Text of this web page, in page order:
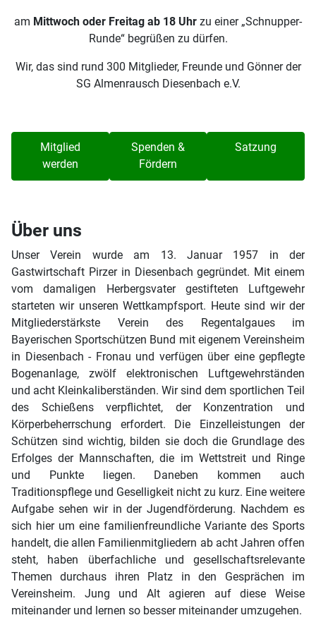
am Mittwoch oder Freitag ab 18 Uhr zu einer „Schnupper-
Runde“ begrüßen zu dürfen.
Wir, das sind rund 300 Mitglieder, Freunde und Gönner der
SG Almenrausch Diesenbach e.V.
Mitglied
werden
Spenden &
Fördern
Satzung
Über uns
Unser Verein wurde am 13. Januar 1957 in der
Gastwirtschaft Pirzer in Diesenbach gegründet. Mit einem
vom damaligen Herbergsvater gestifteten Luftgewehr
starteten wir unseren Wettkampfsport. Heute sind wir der
Mitgliederstärkste Verein des Regentalgaues im
Bayerischen Sportschützen Bund mit eigenem Vereinsheim
in Diesenbach - Fronau und verfügen über eine gepflegte
Bogenanlage, zwölf elektronischen Luftgewehrständen
und acht Kleinkaliberständen. Wir sind dem sportlichen Teil
des Schießens verpflichtet, der Konzentration und
Körperbeherrschung erfordert. Die Einzelleistungen der
Schützen sind wichtig, bilden sie doch die Grundlage des
Erfolges der Mannschaften, die im Wettstreit und Ringe
und Punkte liegen. Daneben kommen auch
Traditionspflege und Geselligkeit nicht zu kurz. Eine weitere
Aufgabe sehen wir in der Jugendförderung. Nachdem es
sich hier um eine familienfreundliche Variante des Sports
handelt, die allen Familienmitgliedern ab acht Jahren offen
steht, haben überfachliche und gesellschaftsrelevante
Themen durchaus ihren Platz in den Gesprächen im
Vereinsheim. Jung und Alt agieren auf diese Weise
miteinander und lernen so besser miteinander umzugehen.